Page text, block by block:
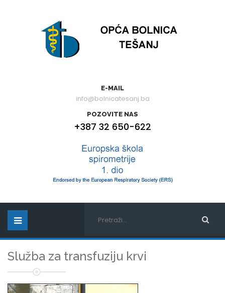
E-MAIL
info@bolnicatesanj.ba
POZOVITE NAS
+387 32 650-622
Služba za transfuziju krvi